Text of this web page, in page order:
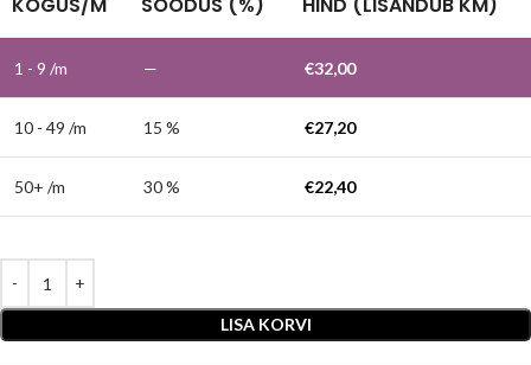
1 - 9 /m — €32,00
10 - 49 /m 15 % €27,20
50+ /m 30 % €22,40
LISA KORVI